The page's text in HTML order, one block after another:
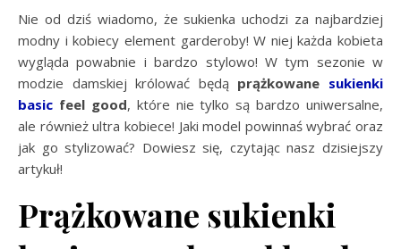
Nie od dziś wiadomo, że sukienka uchodzi za najbardziej
modny i kobiecy element garderoby! W niej każda kobieta
wygląda powabnie i bardzo stylowo! W tym sezonie w
modzie damskiej królować będą prążkowane sukienki
basic feel good, które nie tylko są bardzo uniwersalne,
ale również ultra kobiece! Jaki model powinnaś wybrać oraz
jak go stylizować? Dowiesz się, czytając nasz dzisiejszy
artykuł!
Prążkowane sukienki